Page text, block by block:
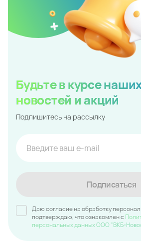
Будьте в курсе
новостей и акций
Подпишитесь на рассылку
Подписаться
Даю согласие на обработку
подтверждаю, что ознакомлен c
персональных данных ООО "ВКБ-